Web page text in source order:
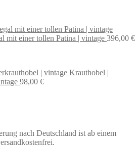
mit einer tollen Patina | vintage 396,00 €
Krauthobel |
98,00 €
nach Deutschland ist ab einem